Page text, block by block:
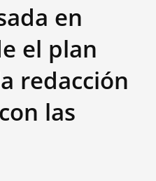
en
el plan
redacción
las